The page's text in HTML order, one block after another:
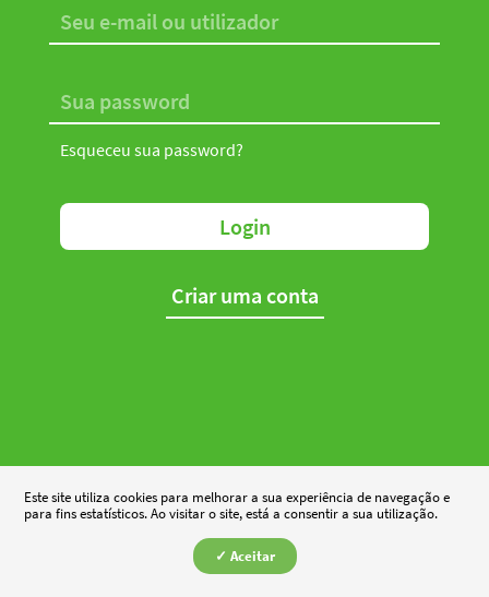
Esqueceu sua password?
Login
Criar uma conta
Este site utiliza cookies para melhorar a sua experiência de navegação e
para fins estatísticos. Ao visitar o site, está a consentir a sua utilização.
✓ Aceitar